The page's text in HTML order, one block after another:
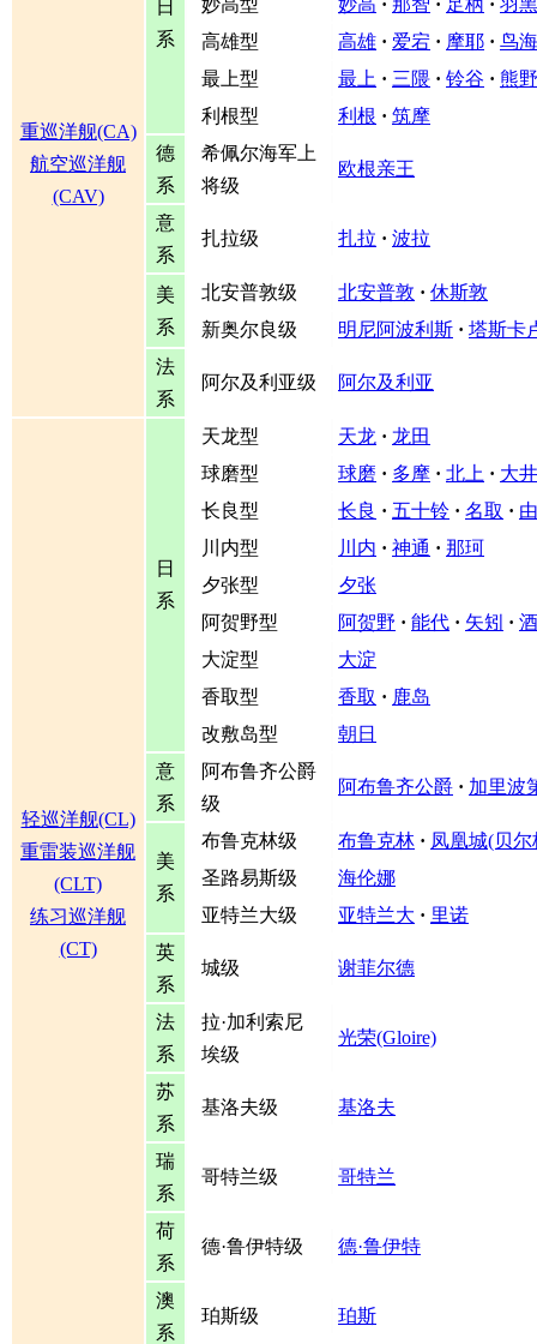
重巡洋舰(CA)
航空巡洋舰
(CAV)
日
系
高雄型
高雄 · 爱宕 · 摩耶 · 鸟海
最上型
最上 · 三隈 · 铃谷 · 熊野
利根型
利根 · 筑摩
德
系
希佩尔海军上
将级
欧根亲王
意
系
扎拉级 扎拉 · 波拉
美
系
北安普敦级 北安普敦 · 休斯敦
新奥尔良级
明尼阿波利斯 · 塔斯卡
法
系
阿尔及利亚级 阿尔及利亚
轻巡洋舰(CL)
重雷装巡洋舰
(CLT)
练习巡洋舰
(CT)
日
系
天龙型 天龙 · 龙田
球磨型
球磨 · 多摩 · 北上 · 大井
长良型
长良 · 五十铃 · 名取 ·
川内型
川内 · 神通 · 那珂
夕张型
夕张
阿贺野型
阿贺野 · 能代 · 矢矧 ·
大淀型
大淀
香取型
香取 · 鹿岛
改敷岛型
朝日
意
系
阿布鲁齐公爵
级
阿布鲁齐公爵 · 加里波
美
系
布鲁克林级 布鲁克林 · 凤凰城(贝
圣路易斯级
海伦娜
亚特兰大级
亚特兰大 · 里诺
英
系
城级 谢菲尔德
法
系
拉·加利索尼
埃级
光荣(Gloire)
苏
系
基洛夫级 基洛夫
瑞
系
哥特兰级 哥特兰
荷
系
德·鲁伊特级 德·鲁伊特
澳
系
珀斯级 珀斯